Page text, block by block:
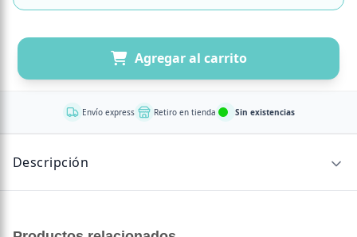
Agregar al carrito
Envío express Retiro en tienda Sin existencias
Descripción
reúne tradición y sabor